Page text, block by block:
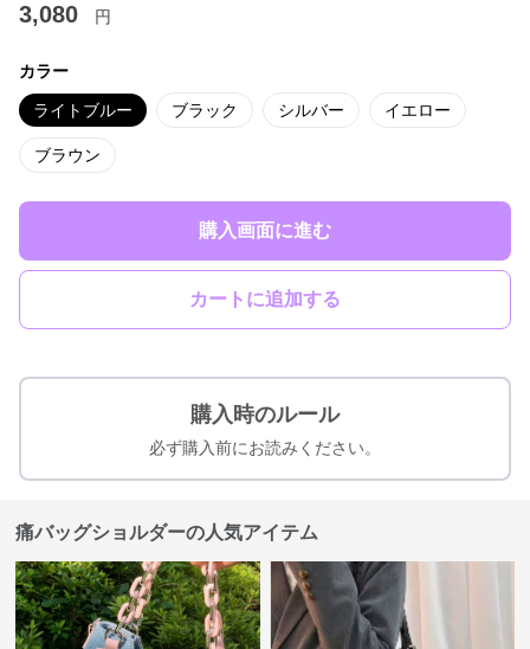
3,080 円
カラー
ライトブルー ブラック シルバー イエロー
ブラウン
購入画面に進む
カートに追加する
購入時のルール
必ず購入前にお読みください。
痛バッグショルダーの人気アイテム